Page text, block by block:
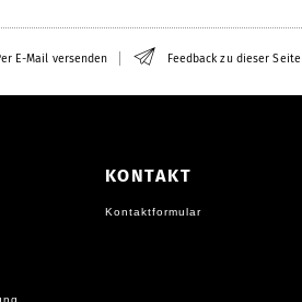
E-Mail versenden Feedback zu dieser Seite
KONTAKT
Kontaktformular